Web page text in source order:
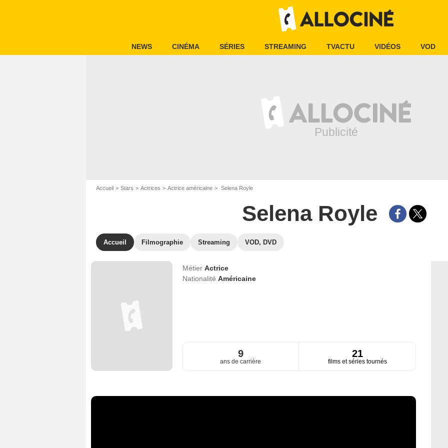
NEWS CINÉMA SÉRIES STREAMING TVACTU VIDÉOS VOD
Accueil Stars Actrices Actrice américaine Selena Royle
Selena Royle
Accueil Filmographie Streaming VOD, DVD
Métier Actrice
Nationalité Américaine
9
ans de carrière
21
films et séries tournés